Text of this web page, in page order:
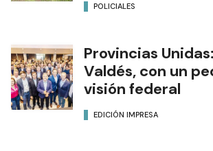
POLICIALES
Provincias
Valdés, con un
visión federal
EDICIÓN IMPRESA